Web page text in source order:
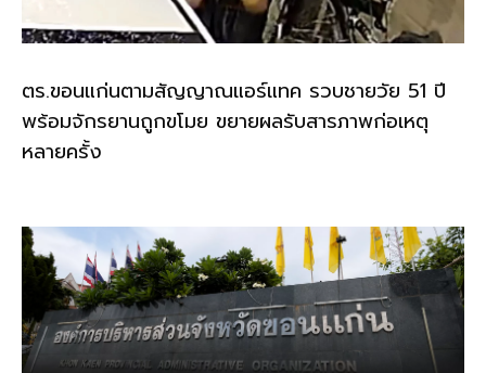
ตร.ขอนแก่นตามสัญญาณแอร์แทค รวบชายวัย 51 ปี
พร้อมจักรยานถูกขโมย ขยายผลรับสารภาพก่อเหตุ
หลายครั้ง